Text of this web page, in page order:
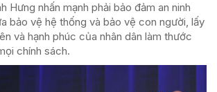
Hưng nhấn mạnh phải bảo đảm an ninh
bảo vệ hệ thống và bảo vệ con người, lấy
và hạnh phúc của nhân dân làm thước
chính sách.